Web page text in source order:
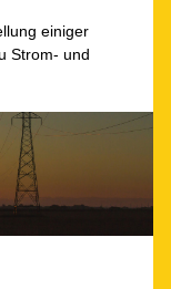
einiger
Strom- und